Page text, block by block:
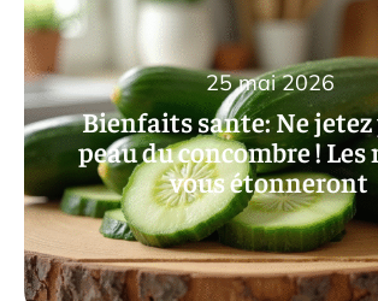
Bienfaits sante: Ne
peau du concombre !
vous étonneront
25 mai 2026